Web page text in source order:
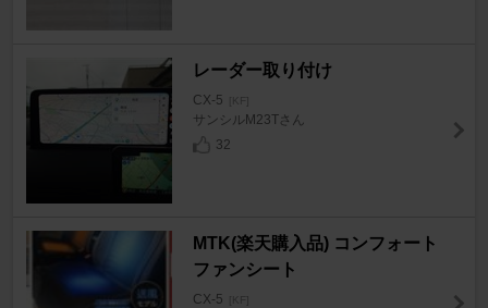
レーダー取り付け
CX-5 [KF]
サンシルM23Tさん
32
MTK(楽天購入品) コンフォート
ファンシート
CX-5 [KF]